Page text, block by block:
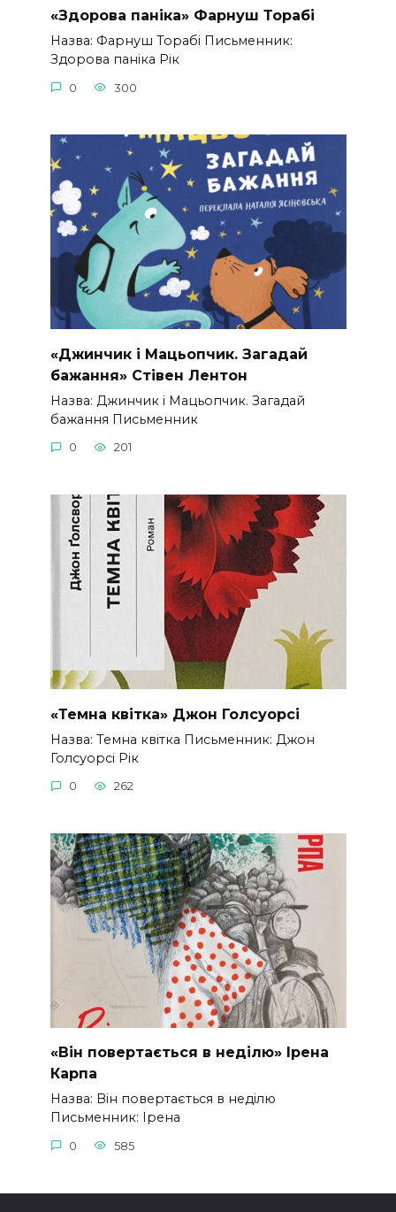
«Здорова паніка» Фарнуш Торабі
Назва: Фарнуш Торабі Письменник:
Здорова паніка Рік
0 300
«Джинчик і Мацьопчик. Загадай
бажання» Стівен Лентон
Назва: Джинчик і Мацьопчик. Загадай
бажання Письменник
0 201
«Темна квітка» Джон Голсуорсі
Назва: Темна квітка Письменник: Джон
Голсуорсі Рік
0 262
«Він повертається в неділю» Ірена
Карпа
Назва: Він повертається в неділю
Письменник: Ірена
0 585